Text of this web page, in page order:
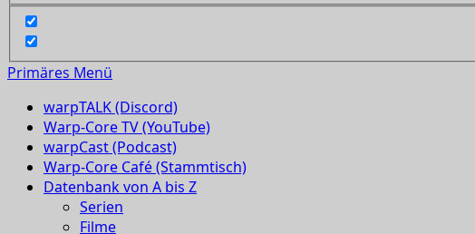
Primäres Menü
warpTALK (Discord)
Warp-Core TV (YouTube)
warpCast (Podcast)
Warp-Core Café (Stammtisch)
Datenbank von A bis Z
Serien
Filme